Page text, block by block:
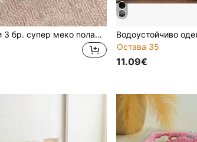
1 бр. или 3 бр. супер меко поларено одеяло за котка/куче със сладки шарки на лапи, фланелена постелка за домашни любимци, която може да се пере в пералня, налични в множество цветове и размери, подходящо за малки/средни домашни любимци
Остава 35
11.09€